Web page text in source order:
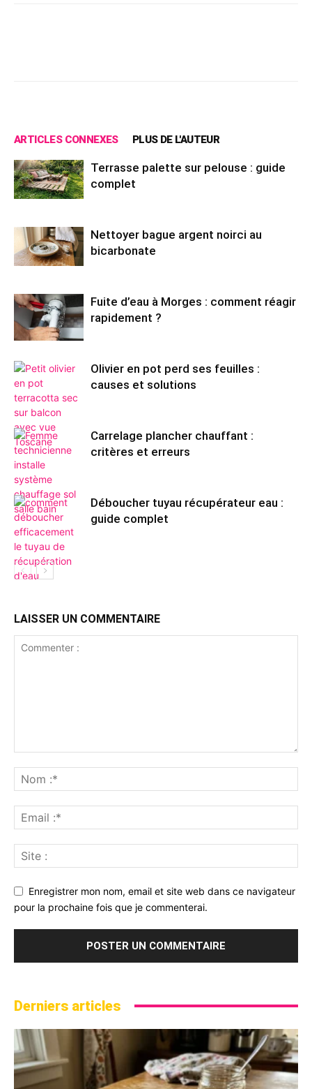
ARTICLES CONNEXES PLUS DE L'AUTEUR
Terrasse palette sur pelouse : guide
complet
Nettoyer bague argent noirci au
bicarbonate
Fuite d’eau à Morges : comment réagir
rapidement ?
Olivier en pot perd ses feuilles :
causes et solutions
Carrelage plancher chauffant :
critères et erreurs
Déboucher tuyau récupérateur eau :
guide complet
LAISSER UN COMMENTAIRE
Enregistrer mon nom, email et site web dans ce navigateur
pour la prochaine fois que je commenterai.
Derniers articles